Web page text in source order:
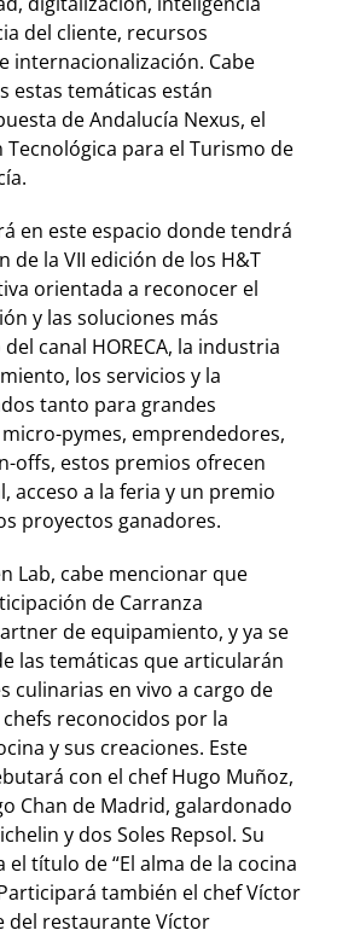
del cliente, recursos
internacionalización. Cabe
estas temáticas están
de Andalucía Nexus, el
Tecnológica para el Turismo de
en este espacio donde tendrá
de la VII edición de los H&T
orientada a reconocer el
y las soluciones más
canal HORECA, la industria
los servicios y la
tanto para grandes
pymes, emprendedores,
offs, estos premios ofrecen
acceso a la feria y un premio
proyectos ganadores.
Lab, cabe mencionar que
de Carranza
de equipamiento, y ya se
las temáticas que articularán
culinarias en vivo a cargo de
reconocidos por la
y sus creaciones. Este
con el chef Hugo Muñoz,
Chan de Madrid, galardonado
y dos Soles Repsol. Su
título de “El alma de la cocina
también el chef Víctor
del restaurante Víctor